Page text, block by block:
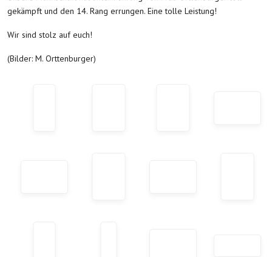
gekämpft und den 14. Rang errungen. Eine tolle Leistung!
Wir sind stolz auf euch!
(Bilder: M. Orttenburger)